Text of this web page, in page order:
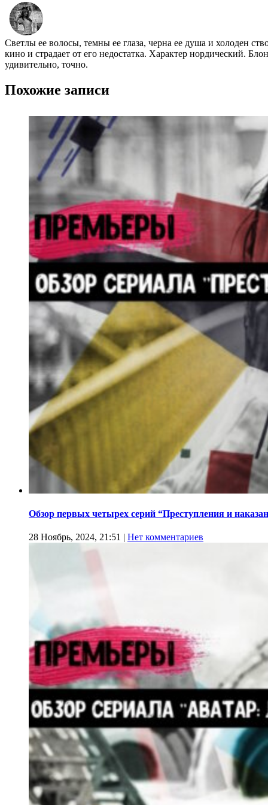
Светлы ее волосы, темны ее глаза, черна ее душа и холоден
кино и страдает от его недостатка. Характер нордический.
удивительно, точно.
Похожие записи
Обзор первых четырех серий “Преступления и
28 Ноябрь, 2024, 21:51 | Нет комментариев